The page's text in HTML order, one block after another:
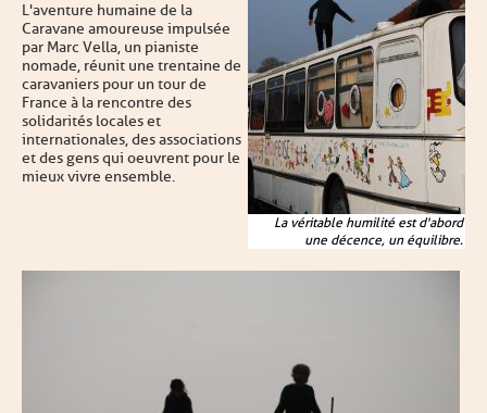
La véritable humilité est d'abord
une décence, un équilibre.
L'aventure humaine de la
Caravane amoureuse impulsée
par Marc Vella, un pianiste
nomade, réunit une trentaine de
caravaniers pour un tour de
France à la rencontre des
solidarités locales et
internationales, des associations
et des gens qui oeuvrent pour le
mieux vivre ensemble.